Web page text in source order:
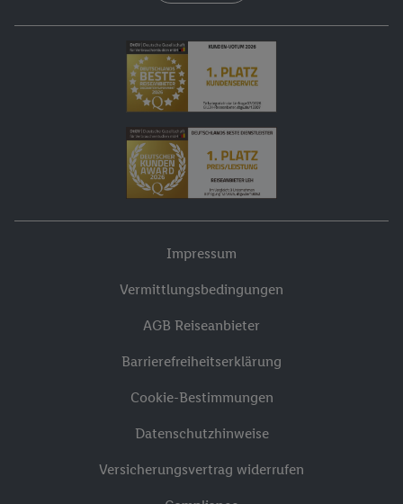
Impressum
Vermittlungsbedingungen
AGB Reiseanbieter
Barrierefreiheitserklärung
Cookie-Bestimmungen
Datenschutzhinweise
Versicherungsvertrag widerrufen